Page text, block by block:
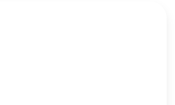
Übersetzungen
Da dieser Artikel mit
übersetzt wurde, ist es